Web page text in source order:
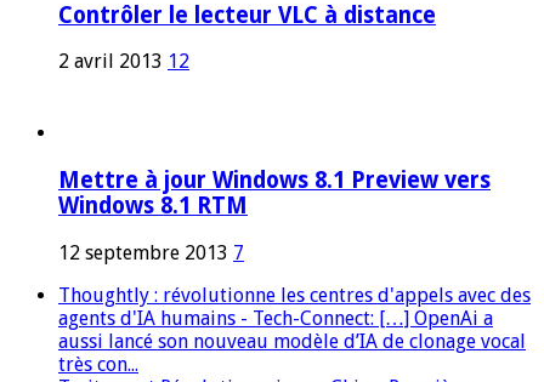
Contrôler le lecteur VLC à distance
2 avril 2013 12
Mettre à jour Windows 8.1 Preview vers
Windows 8.1 RTM
12 septembre 2013 7
Thoughtly : révolutionne les centres d'appels avec des
agents d'IA humains - Tech-Connect: […] OpenAi a
aussi lancé son nouveau modèle d’IA de clonage vocal
très con...